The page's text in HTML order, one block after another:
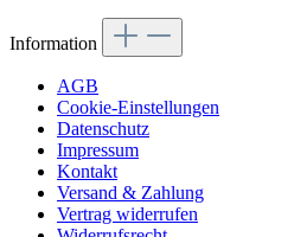
Information
AGB
Cookie-Einstellungen
Datenschutz
Impressum
Kontakt
Versand & Zahlung
Vertrag widerrufen